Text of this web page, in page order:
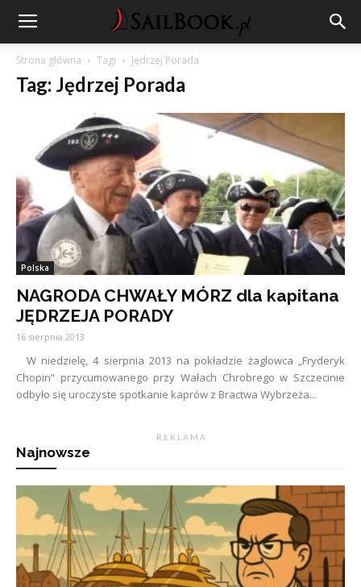
Strona główna Tagi Jędrzej Porada
Tag: Jędrzej Porada
Polska
NAGRODA CHWAŁY MÓRZ dla kapitana
JĘDRZEJA PORADY
16 sierpnia 2013
W niedzielę, 4 sierpnia 2013 na pokładzie żaglowca „Fryderyk
Chopin” przycumowanego przy Wałach Chrobrego w Szczecinie
odbyło się uroczyste spotkanie kaprów z Bractwa Wybrzeża...
R E K L A M A
Najnowsze